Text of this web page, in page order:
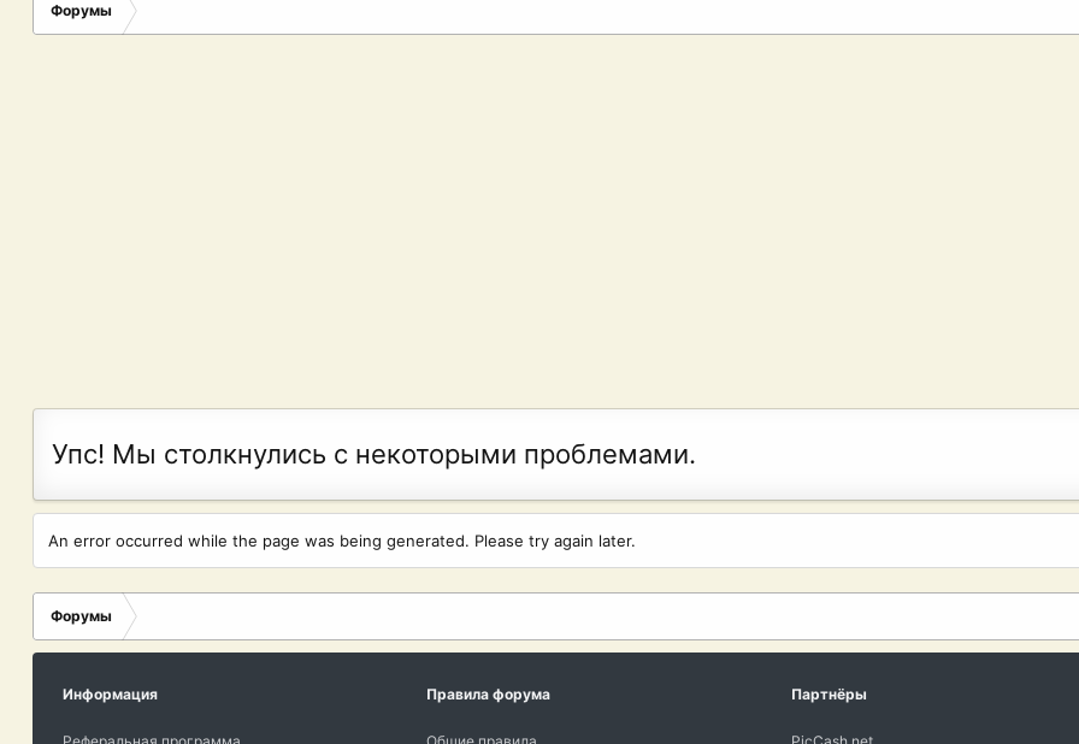
Форумы
Упс! Мы столкнулись с некоторыми проблемами.
An error occurred while the page was being generated. Please try again later.
Форумы
Информация Правила форума Партнёры